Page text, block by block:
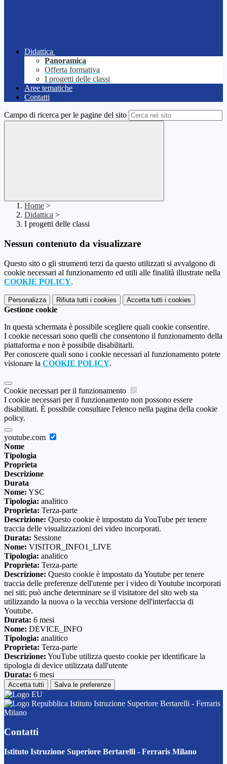
Didattica
Panoramica
Offerta formativa
I progetti delle classi
Aree tematiche
Contatti
Campo di ricerca per le pagine del sito
Home >
Didattica >
I progetti delle classi
Nessun contenuto da visualizzare
Questo sito o gli strumenti terzi da questo utilizzati si avvalgono di
cookie necessari al funzionamento ed utili alle finalità illustrate nella
COOKIE POLICY.
Personalizza Rifiuta tutti i cookies Accetta tutti i cookies
Gestione cookie
In questa schermata è possibile scegliere quali cookie consentire.
I cookie necessari sono quelli che consentono il funzionamento della
piattaforma e non è possibile disabilitarli.
Per conoscere quali sono i cookie necessari al funzionamento potete
visionare la COOKIE POLICY.
Cookie necessari per il funzionamento
I cookie necessari per il funzionamento non possono essere
disabilitati. È possibile consultare l'elenco nella pagina della cookie
policy.
youtube.com
Nome
Tipologia
Proprieta
Descrizione
Durata
Nome: YSC
Tipologia: analitico
Proprieta: Terza-parte
Descrizione: Questo cookie è impostato da YouTube per tenere
traccia delle visualizzazioni dei video incorporati.
Durata: Sessione
Nome: VISITOR_INFO1_LIVE
Tipologia: analitico
Proprieta: Terza-parte
Descrizione: Questo cookie è impostato da Youtube per tenere
traccia delle preferenze dell'utente per i video di Youtube incorporati
nei siti; può anche determinare se il visitatore del sito web sta
utilizzando la nuova o la vecchia versione dell'interfaccia di
Youtube.
Durata: 6 mesi
Nome: DEVICE_INFO
Tipologia: analitico
Proprieta: Terza-parte
Descrizione: YouTube utilizza questo cookie per identificare la
tipologia di device utilizzata dall'utente
Durata: 6 mesi
Accetta tutti Salva le preferenze
Istituto Istruzione Superiore Bertarelli - Ferraris
Milano
Contatti
Istituto Istruzione Superiore Bertarelli - Ferraris Milano